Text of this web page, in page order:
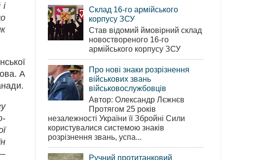
А
Склад 16-го армійського
корпусу ЗСУ
Став відомий ймовірний склад
новоствореного 16-го
армійського корпусу ЗСУ
Про нові знаки розрізнення
військових звань
військовослужбовців
Автор: Олександр Лєжнєв
Протягом 25 років
незалежності України її Збройні Сили
користувалися системою знаків
розрізнення звань, успа...
Ручний протитанковий